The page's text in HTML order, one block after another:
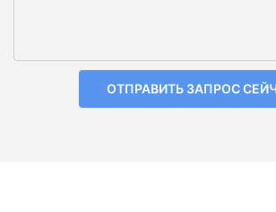
ОТПРАВИТЬ ЗАПРОС